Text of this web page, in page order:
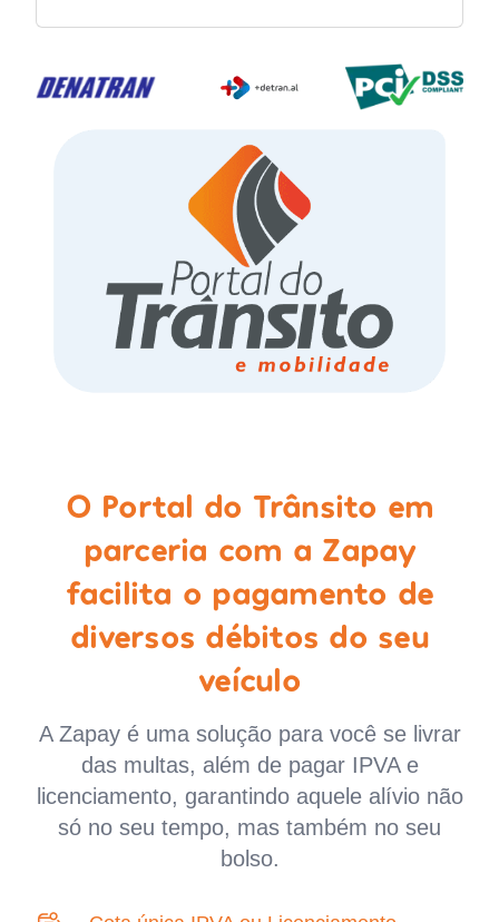
O Portal do Trânsito em
parceria com a Zapay
facilita o pagamento de
diversos débitos do seu
veículo
A Zapay é uma solução para você se livrar
das multas, além de pagar IPVA e
licenciamento, garantindo aquele alívio não
só no seu tempo, mas também no seu
bolso.